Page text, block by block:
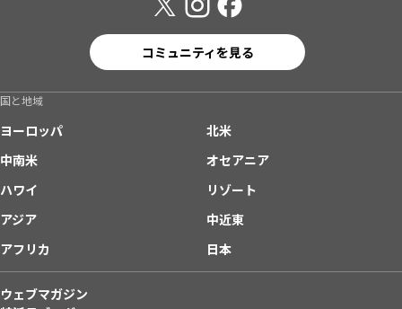
コミュニティを見る
国と地域
ヨーロッパ
北米
中南米
オセアニア
ハワイ
リゾート
アジア
中近東
アフリカ
日本
ウェブマガジン